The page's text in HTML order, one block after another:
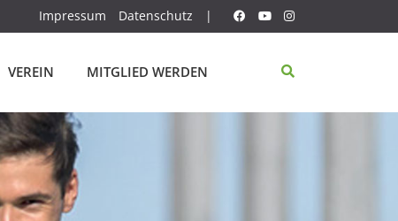
Impressum Datenschutz |
VEREIN MITGLIED WERDEN